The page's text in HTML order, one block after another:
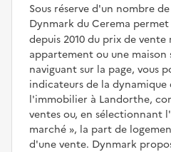
Sous réserve d'un nombre
Dynmark du Cerema
depuis 2010 du prix de vente
appartement ou une maison
naviguant sur la page, vous
indicateurs de la dynamique
l'immobilier à Landorthe,
ventes ou, en sélectionnant
marché , la part de
d'une vente. Dynmark